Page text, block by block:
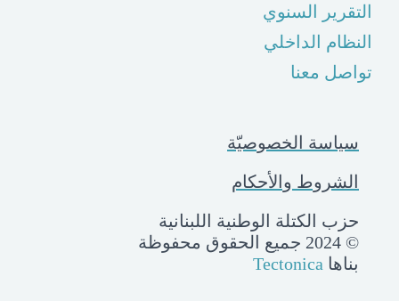
التقرير السنوي
النظام الداخلي
تواصل معنا
سياسة الخصوصيّة
الشروط والأحكام
حزب الكتلة الوطنية اللبنانية
© 2024 جميع الحقوق محفوظة
بناها Tectonica